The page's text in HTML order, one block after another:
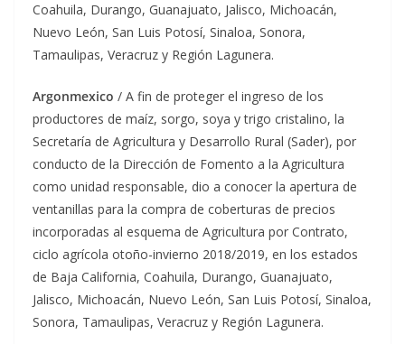
Coahuila, Durango, Guanajuato, Jalisco, Michoacán,
Nuevo León, San Luis Potosí, Sinaloa, Sonora,
Tamaulipas, Veracruz y Región Lagunera.
Argonmexico / A fin de proteger el ingreso de los
productores de maíz, sorgo, soya y trigo cristalino, la
Secretaría de Agricultura y Desarrollo Rural (Sader), por
conducto de la Dirección de Fomento a la Agricultura
como unidad responsable, dio a conocer la apertura de
ventanillas para la compra de coberturas de precios
incorporadas al esquema de Agricultura por Contrato,
ciclo agrícola otoño-invierno 2018/2019, en los estados
de Baja California, Coahuila, Durango, Guanajuato,
Jalisco, Michoacán, Nuevo León, San Luis Potosí, Sinaloa,
Sonora, Tamaulipas, Veracruz y Región Lagunera.